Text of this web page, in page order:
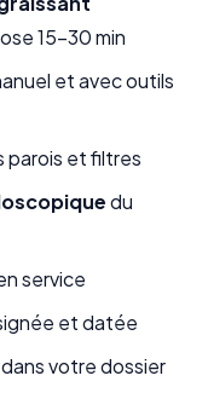
15-30 min
et avec outils
parois et filtres
du
service
et datée
votre dossier